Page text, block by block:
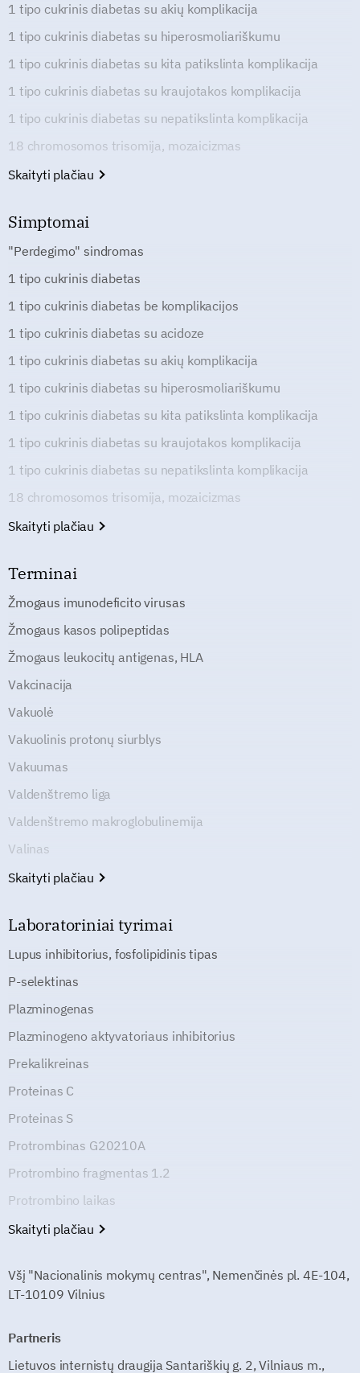
1 tipo cukrinis diabetas su akių komplikacija
1 tipo cukrinis diabetas su hiperosmoliariškumu
1 tipo cukrinis diabetas su kita patikslinta komplikacija
1 tipo cukrinis diabetas su kraujotakos komplikacija
1 tipo cukrinis diabetas su nepatikslinta komplikacija
18 chromosomos trisomija, mozaicizmas
Skaityti plačiau
Simptomai
"Perdegimo" sindromas
1 tipo cukrinis diabetas
1 tipo cukrinis diabetas be komplikacijos
1 tipo cukrinis diabetas su acidoze
1 tipo cukrinis diabetas su akių komplikacija
1 tipo cukrinis diabetas su hiperosmoliariškumu
1 tipo cukrinis diabetas su kita patikslinta komplikacija
1 tipo cukrinis diabetas su kraujotakos komplikacija
1 tipo cukrinis diabetas su nepatikslinta komplikacija
18 chromosomos trisomija, mozaicizmas
Skaityti plačiau
Terminai
Žmogaus imunodeficito virusas
Žmogaus kasos polipeptidas
Žmogaus leukocitų antigenas, HLA
Vakcinacija
Vakuolė
Vakuolinis protonų siurblys
Vakuumas
Valdenštremo liga
Valdenštremo makroglobulinemija
Valinas
Skaityti plačiau
Laboratoriniai tyrimai
Lupus inhibitorius, fosfolipidinis tipas
P-selektinas
Plazminogenas
Plazminogeno aktyvatoriaus inhibitorius
Prekalikreinas
Proteinas C
Proteinas S
Protrombinas G20210A
Protrombino fragmentas 1.2
Protrombino laikas
Skaityti plačiau
Všį "Nacionalinis mokymų centras", Nemenčinės pl. 4E-104,
LT-10109 Vilnius
Partneris
Lietuvos internistų draugija Santariškių g. 2, Vilniaus m.,